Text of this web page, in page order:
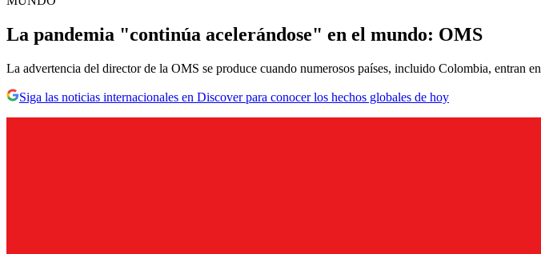
La pandemia "continúa acelerándose" en el mundo: OMS
La advertencia del director de la OMS se produce cuando numerosos países, incluido Colombia, entran
Siga las noticias internacionales en Discover para conocer los hechos globales de hoy